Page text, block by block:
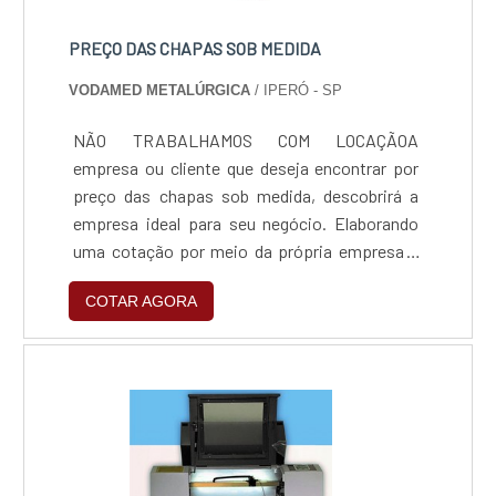
PREÇO DAS CHAPAS SOB MEDIDA
VODAMED METALÚRGICA / IPERÓ - SP
NÃO TRABALHAMOS COM LOCAÇÃOA
empresa ou cliente que deseja encontrar por
preço das chapas sob medida, descobrirá a
empresa ideal para seu negócio. Elaborando
uma cotação por meio da própria empresa e
encontrando a sofisticação, qualidade e preço
justo em um só lugar.Quando a questão é
preço das chapas sob medida, com a Vodamed
comprometimento com o resultado dos
clientes.DETALHES SOBRE PREÇO DAS
CHAPAS SOB MEDIDAA Vodamed Metalúrgica
centraliza seus esforços em produzir uma
COTAR AGORA